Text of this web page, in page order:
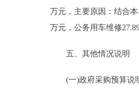
万元，主要原因：结合
万元，公务用车维修
五、其他情况说明
(一)政府采购预算说